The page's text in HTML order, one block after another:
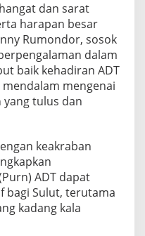
dan sarat
harapan besar
Rumondor, sosok
dalam
baik kehadiran ADT
mengenai
tulus dan
keakraban
ADT dapat
bagi Sulut, terutama
kadang kala